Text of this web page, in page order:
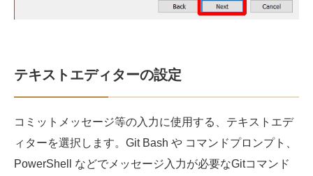
テキストエディターの設定
コミットメッセージ等の入力に使用する、テキストエデ
ィターを選択します。Git Bash や コマンドプロンプト、
PowerShell などでメッセージ入力が必要なGitコマンド